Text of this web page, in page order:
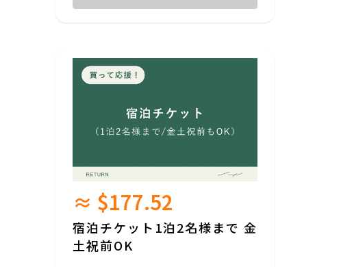
*通常料金（1泊2名）：¥24,200（税込）
●お部屋について
・チェックイン：15-18時 /チェックアウ
ト：10時（※18時以降のチェックインはご
生未満のお子様が大人と同じベッドで添い
寝する場合は人数に含まず、お子様分の宿
泊料金はいただきません）
・部屋サイズ：20.9~25㎡（ダブルベッド or
ツインベッド）
・部屋設備：シャワールーム、独立洗面
所、トイレ、チェア、ローテーブル、エア
≈ $177.52
宿泊チケット1泊2名様まで 金
土祝前OK